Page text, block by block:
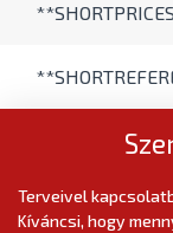
Terveivel
Kíváncsi, hogy